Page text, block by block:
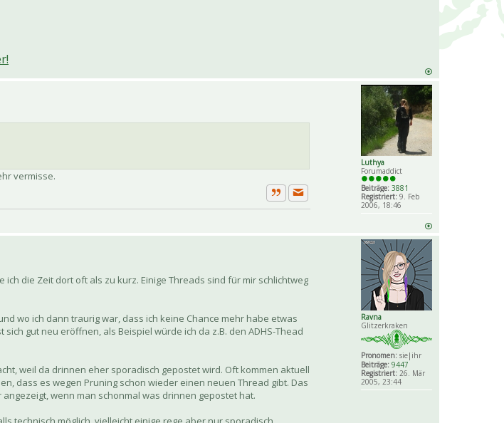
Luthya
Forumaddict
Beiträge: 3881
Registriert: 9. Feb
2006, 18:46
vermisse.
ZitatPrivate Nachricht senden
Ravna
Glitzerkraken
Pronomen: sie|ihr
Beiträge: 9447
Registriert: 26. Mär
2005, 23:44
die Zeit dort oft als zu kurz. Einige Threads sind für mir schlichtweg
wo ich dann traurig war, dass ich keine Chance mehr habe etwas
gut neu eröffnen, als Beispiel würde ich da z.B. den ADHS-Thead
weil da drinnen eher sporadisch gepostet wird. Oft kommen aktuell
dass es wegen Pruning schon wieder einen neuen Thread gibt. Das
wenn man schonmal was drinnen gepostet hat.